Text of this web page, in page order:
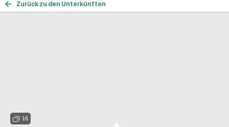
Zurück zu den Unterkünften
16